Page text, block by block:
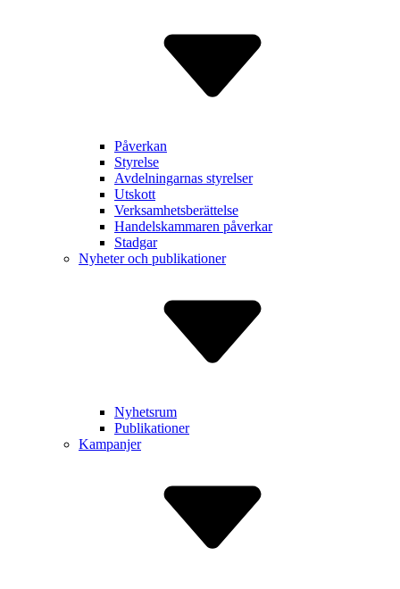
Påverkan
Styrelse
Avdelnin­garnas styrelser
Utskott
Verksam­hetsberätt­else
Handels­kammaren påverkar
Stadgar
Nyheter och publikationer
Nyhetsrum
Publikationer
Kampanjer